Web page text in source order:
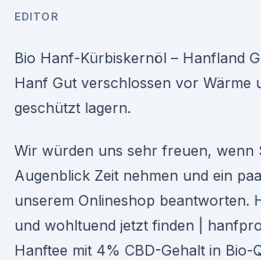
EDITOR
Bio Hanf-Kürbiskernöl – Hanfland
Hanf Gut verschlossen vor Wärme
geschützt lagern.
Wir würden uns sehr freuen, wenn
Augenblick Zeit nehmen und ein
unserem Onlineshop beantworten.
und wohltuend jetzt finden |
Hanftee mit 4% CBD-Gehalt in Bio-